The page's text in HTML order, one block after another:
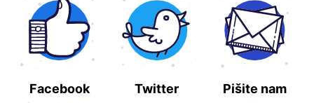
Facebook Twitter Pišite nam